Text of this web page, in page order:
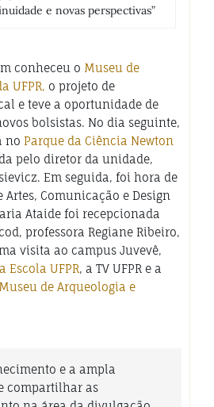
e novas perspectivas”
conheceu o Museu de
UFPR, o projeto de
e teve a oportunidade de
bolsistas. No dia seguinte,
no Parque da Ciência Newton
pelo diretor da unidade,
Em seguida, foi hora de
Artes, Comunicação e Design
Ataide foi recepcionada
professora Regiane Ribeiro,
visita ao campus Juvevê,
Escola UFPR, a TV UFPR e a
Museu de Arqueologia e
e a ampla
compartilhar as